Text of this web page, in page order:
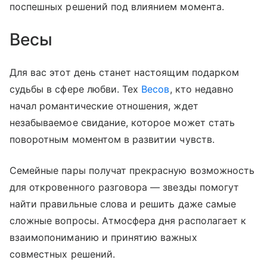
поспешных решений под влиянием момента.
Весы
Для вас этот день станет настоящим подарком
судьбы в сфере любви. Тех Весов, кто недавно
начал романтические отношения, ждет
незабываемое свидание, которое может стать
поворотным моментом в развитии чувств.
Семейные пары получат прекрасную возможность
для откровенного разговора — звезды помогут
найти правильные слова и решить даже самые
сложные вопросы. Атмосфера дня располагает к
взаимопониманию и принятию важных
совместных решений.